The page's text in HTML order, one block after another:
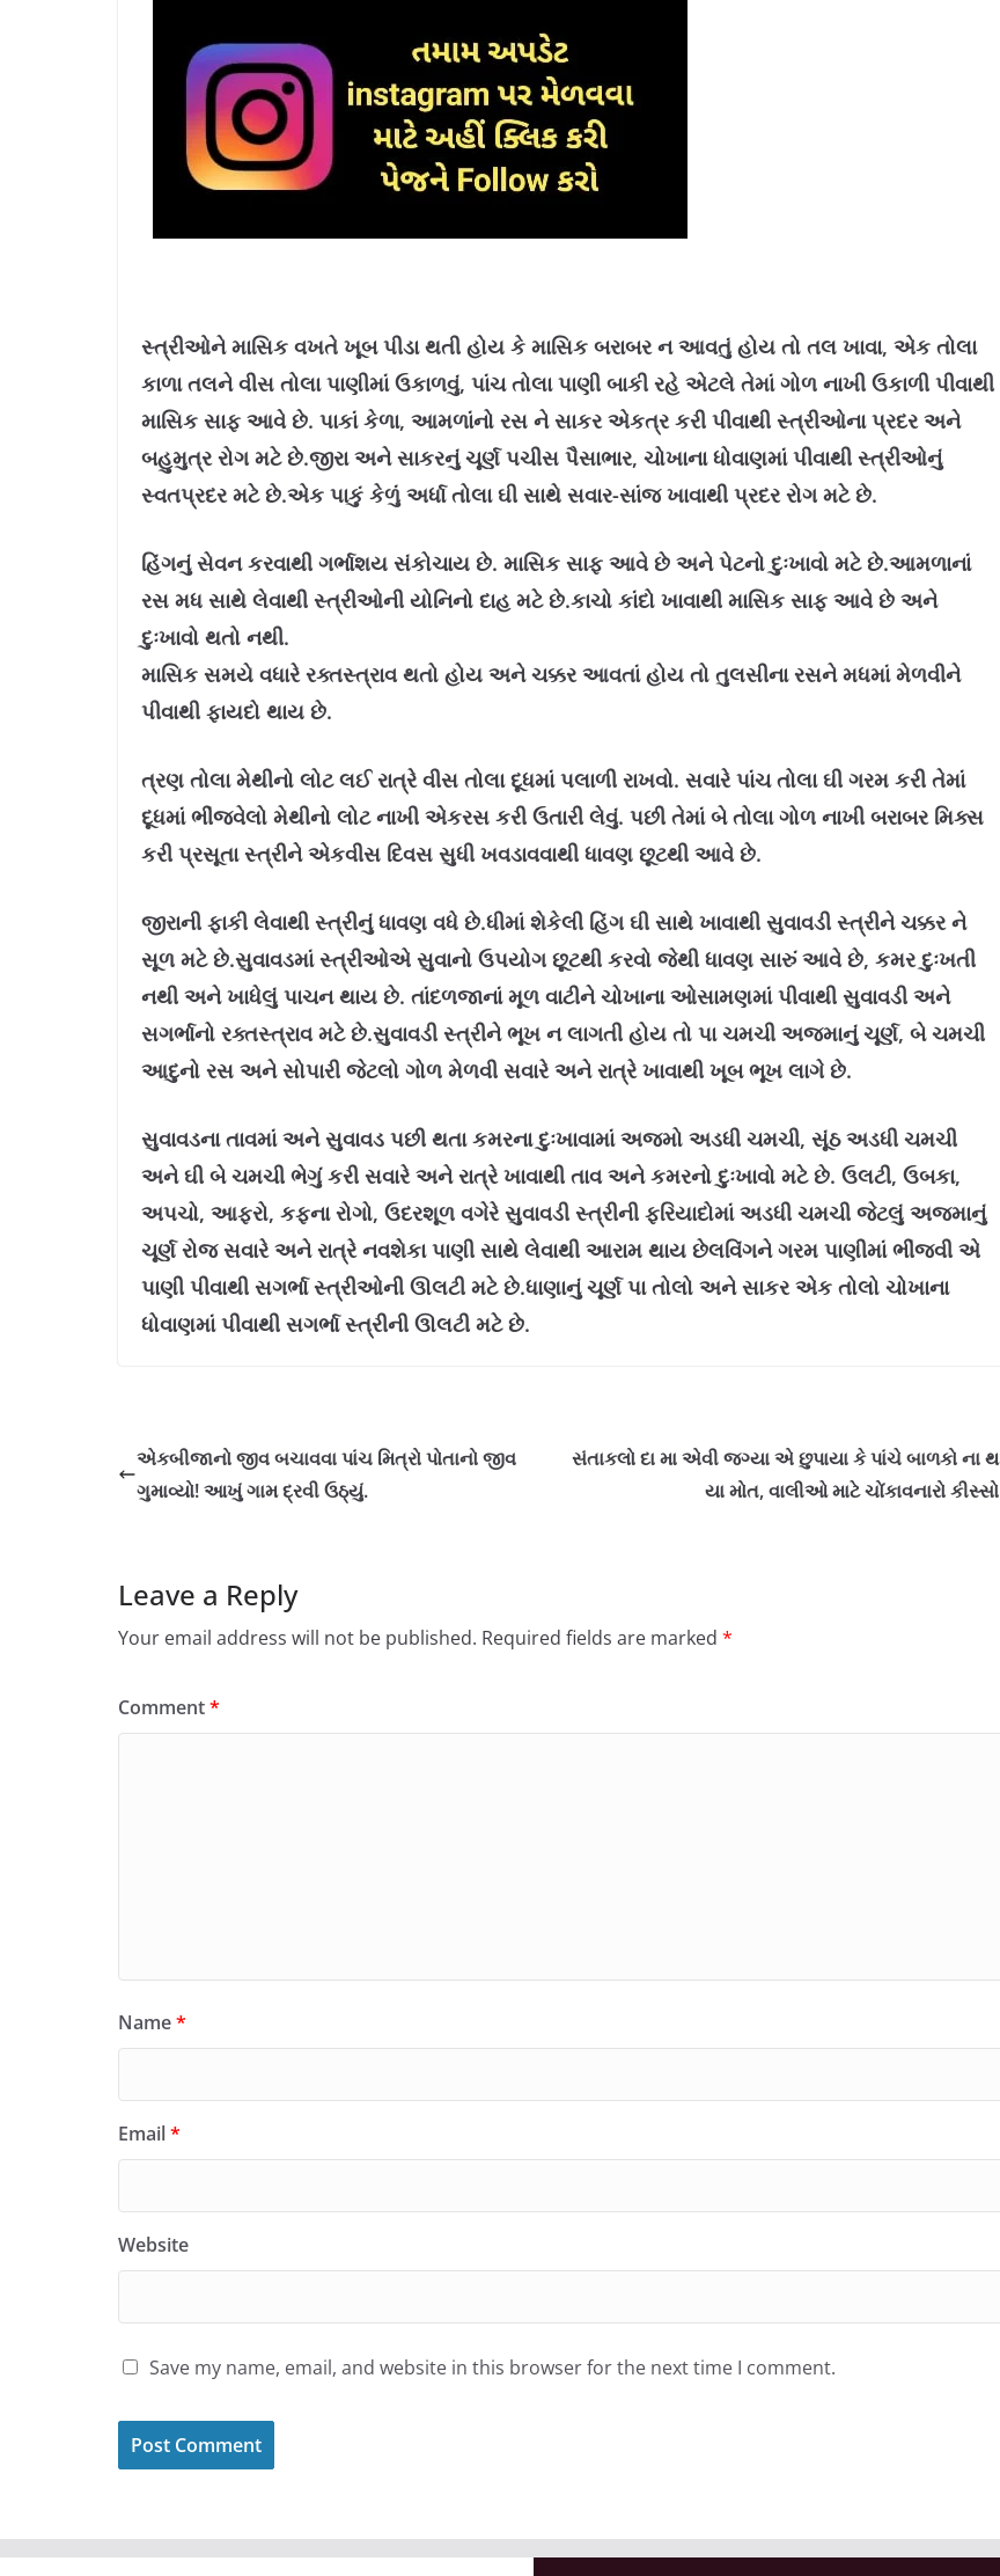
સ્‍ત્રીઓને માસિક વખતે ખૂબ પીડા થતી હોય કે માસિક બરાબર ન આવતું હોય તો તલ ખાવા, એક તોલા
કાળા તલને વીસ તોલા પાણીમાં ઉકાળવું, પાંચ તોલા પાણી બાકી રહે એટલે તેમાં ગોળ નાખી ઉકાળી પીવાથી
માસિક સાફ આવે છે. પાકાં કેળા, આમળાંનો રસ ને સાકર એકત્ર કરી પીવાથી સ્‍ત્રીઓના પ્રદર અને
બહુમુત્ર રોગ મટે છે.જીરા અને સાકરનું ચૂર્ણ પચીસ પૈસાભાર, ચોખાના ધોવાણમાં પીવાથી સ્‍ત્રીઓનું
સ્‍વતપ્રદર મટે છે.એક પાકું કેળું અર્ધા તોલા ઘી સાથે સવાર-સાંજ ખાવાથી પ્રદર રોગ મટે છે.
હિંગનું સેવન કરવાથી ગર્ભાશય સંકોચાય છે. માસિક સાફ આવે છે અને પેટનો દુઃખાવો મટે છે.આમળાનાં
રસ મધ સાથે લેવાથી સ્‍ત્રીઓની યોનિનો દાહ મટે છે.કાચો કાંદો ખાવાથી માસિક સાફ આવે છે અને
દુઃખાવો થતો નથી.
માસિક સમયે વધારે રક્તસ્ત્રાવ થતો હોય અને ચક્કર આવતાં હોય તો તુલસીના રસને મધમાં મેળવીને
પીવાથી ફાયદો થાય છે.
ત્રણ તોલા મેથીનો લોટ લઈ રાત્રે વીસ તોલા દૂધમાં પલાળી રાખવો. સવારે પાંચ તોલા ઘી ગરમ કરી તેમાં
દૂધમાં ભીંજવેલો મેથીનો લોટ નાખી એકરસ કરી ઉતારી લેવું. પછી તેમાં બે તોલા ગોળ નાખી બરાબર મિક્સ
કરી પ્રસૂતા સ્‍ત્રીને એકવીસ દિવસ સુધી ખવડાવવાથી ધાવણ છૂટથી આવે છે.
જીરાની ફાકી લેવાથી સ્‍ત્રીનું ધાવણ વધે છે.ધીમાં શેકેલી હિંગ ઘી સાથે ખાવાથી સુવાવડી સ્‍ત્રીને ચક્કર ને
સૂળ મટે છે.સુવાવડમાં સ્‍ત્રીઓએ સુવાનો ઉપયોગ છૂટથી કરવો જેથી ધાવણ સારું આવે છે, કમર દુઃખતી
નથી અને ખાધેલું પાચન થાય છે. તાંદળજાનાં મૂળ વાટીને ચોખાના ઓસામણમાં પીવાથી સુવાવડી અને
સગર્ભાનો રક્તસ્ત્રાવ મટે છે.સુવાવડી સ્‍ત્રીને ભૂખ ન લાગતી હોય તો પા ચમચી અજમાનું ચૂર્ણ, બે ચમચી
આદુનો રસ અને સોપારી જેટલો ગોળ મેળવી સવારે અને રાત્રે ખાવાથી ખૂબ ભૂખ લાગે છે.
સુવાવડના તાવમાં અને સુવાવડ પછી થતા કમરના દુઃખાવામાં અજમો અડધી ચમચી, સૂંઠ અડધી ચમચી
અને ઘી બે ચમચી ભેગું કરી સવારે અને રાત્રે ખાવાથી તાવ અને કમરનો દુઃખાવો મટે છે. ઉલટી, ઉબકા,
અપચો, આફરો, કફના રોગો, ઉદરશૂળ વગેરે સુવાવડી સ્‍ત્રીની ફરિયાદોમાં અડધી ચમચી જેટલું અજમાનું
ચૂર્ણ રોજ સવારે અને રાત્રે નવશેકા પાણી સાથે લેવાથી આરામ થાય છેલવિંગને ગરમ પાણીમાં ભીંજવી એ
પાણી પીવાથી સગર્ભા સ્‍ત્રીઓની ઊલટી મટે છે.ધાણાનું ચૂર્ણ પા તોલો અને સાકર એક તોલો ચોખાના
ધોવાણમાં પીવાથી સગર્ભા સ્ત્રીની ઊલટી મટે છે.
એકબીજાનો જીવ બચાવવા પાંચ મિત્રો પોતાનો જીવ
ગુમાવ્યો! આખું ગામ દ્રવી ઉઠ્યું.
સંતાકલો દા મા એવી જગ્યા એ છુપાયા કે પાંચે બાળકો ના થ
યા મોત, વાલીઓ માટે ચોંકાવનારો કીસ્સો
Leave a Reply
Your email address will not be published. Required fields are marked *
Comment*
Name*
Email*
Website
Save my name, email, and website in this browser for the next time I comment.